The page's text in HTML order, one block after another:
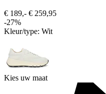
€ 189,- € 259,95
-27%
Kleur/type: Wit
Kies uw maat